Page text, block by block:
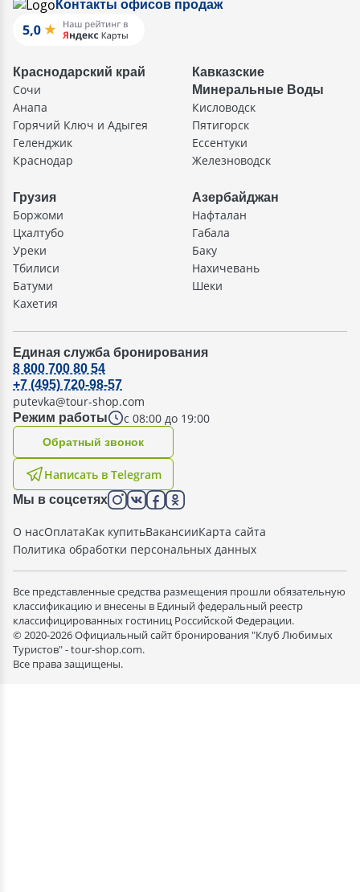
Контакты офисов продаж
Краснодарский край
Сочи
Анапа
Горячий Ключ и Адыгея
Геленджик
Краснодар
Кавказские
Минеральные Воды
Кисловодск
Пятигорск
Ессентуки
Железноводск
Грузия
Боржоми
Цхалтубо
Уреки
Тбилиси
Батуми
Кахетия
Азербайджан
Нафталан
Габала
Баку
Нахичевань
Шеки
Единая служба бронирования
Режим работы с 08:00 до 19:00
8 800 700 80 54
+7 (495) 720-98-57
putevka@tour-shop.com
Написать в Telegram
Oбратный звонок
Мы в соцсетях
О насОплатаКак купитьВакансииКарта сайта
Политика обработки персональных данных
Все представленные средства размещения прошли обязательную
классификацию и внесены в Единый федеральный реестр
классифицированных гостиниц Российской Федерации.
© 2020-2026 Официальный сайт бронирования "Клуб Любимых
Туристов" - tour-shop.com.
Все права защищены.